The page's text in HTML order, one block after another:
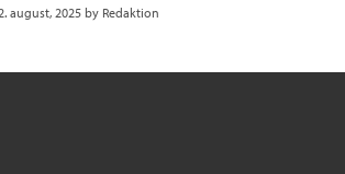
august, 2025by Redaktion